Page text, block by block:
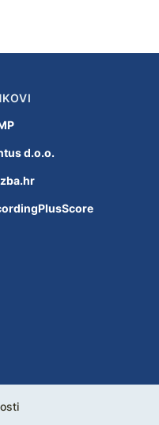
d.o.o.